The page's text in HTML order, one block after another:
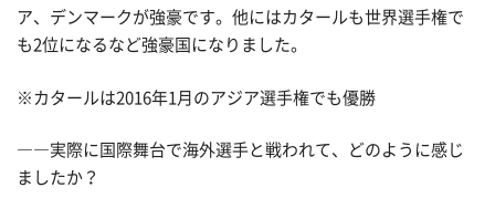
ア、デンマークが強豪です。他にはカタールも世界選手権で
も2位になるなど強豪国になりました。
※カタールは2016年1月のアジア選手権でも優勝
――実際に国際舞台で海外選手と戦われて、どのように感じ
ましたか？